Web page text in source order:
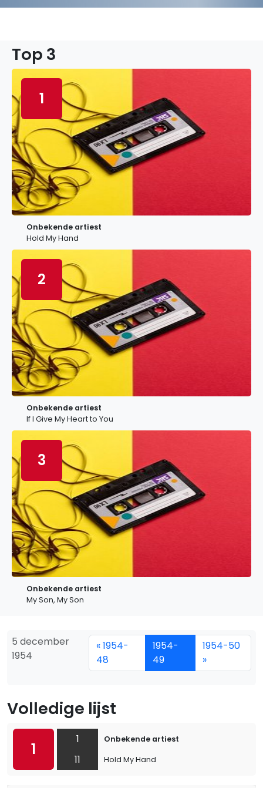
Top 3
1
Onbekende artiest
Hold My Hand
2
Onbekende artiest
If I Give My Heart to You
3
Onbekende artiest
My Son, My Son
5 december
1954
« 1954-
48
1954-
49
1954-50
»
Volledige lijst
1
1
11
Onbekende artiest
Hold My Hand